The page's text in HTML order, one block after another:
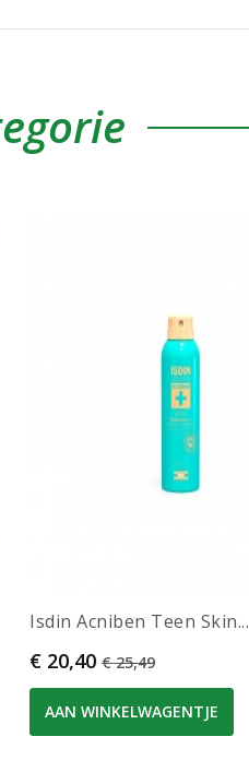
Isdin Acniben Teen Skin...
Prijs
€ 20,40 Normale prijs
€ 25,49
AAN WINKELWAGENTJE